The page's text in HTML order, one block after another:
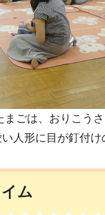
まごは、おりこう
人形に目が釘付け
ム